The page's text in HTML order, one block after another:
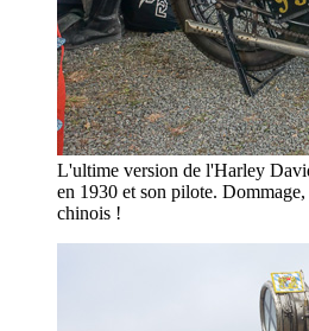
L'ultime version de l'Harley
en 1930 et son pilote.
chinois !